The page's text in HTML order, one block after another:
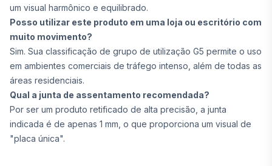
um visual harmônico e equilibrado.
Posso utilizar este produto em uma loja ou escritório com
muito movimento?
Sim. Sua classificação de grupo de utilização G5 permite o uso
em ambientes comerciais de tráfego intenso, além de todas as
áreas residenciais.
Qual a junta de assentamento recomendada?
Por ser um produto retificado de alta precisão, a junta
indicada é de apenas 1 mm, o que proporciona um visual de
"placa única".